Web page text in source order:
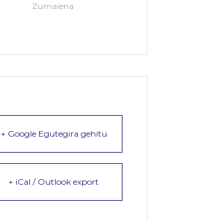
Zumaiena
+ Google Egutegira gehitu
+ iCal / Outlook export